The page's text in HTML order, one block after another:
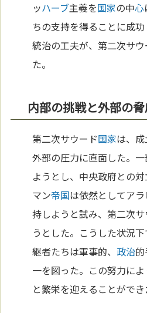
ッハーブ主義を国家の中心
ちの支持を得ることに成
統治の工夫が、第二次サウ
た。
内部の挑戦と外部の
第二次サウード国家は、
外部の圧力に直面した。
ようとし、中央政府との
マン帝国は依然としてア
持しようと試み、第二次サ
うとした。こうした状況
継者たちは軍事的、 政治
一を図った。この努力によ
と繁栄を迎えることができ